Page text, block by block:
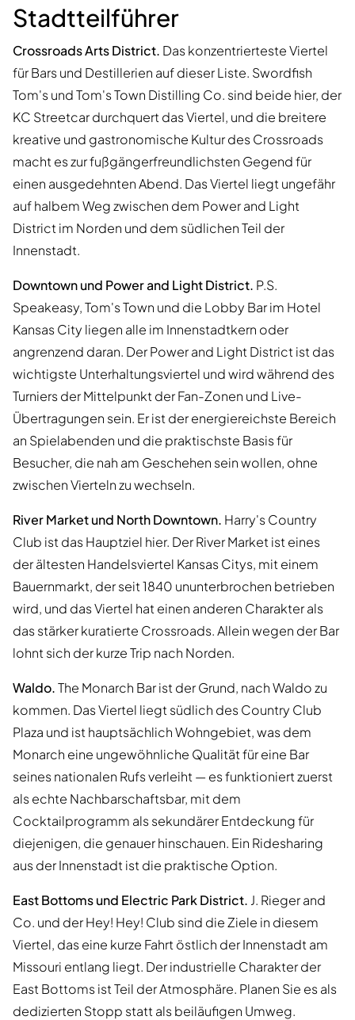
Stadtteilführer
Crossroads Arts District. Das konzentrierteste Viertel
für Bars und Destillerien auf dieser Liste. Swordfish
Tom's und Tom's Town Distilling Co. sind beide hier, der
KC Streetcar durchquert das Viertel, und die breitere
kreative und gastronomische Kultur des Crossroads
macht es zur fußgängerfreundlichsten Gegend für
einen ausgedehnten Abend. Das Viertel liegt ungefähr
auf halbem Weg zwischen dem Power and Light
District im Norden und dem südlichen Teil der
Innenstadt.
Downtown und Power and Light District. P.S.
Speakeasy, Tom's Town und die Lobby Bar im Hotel
Kansas City liegen alle im Innenstadtkern oder
angrenzend daran. Der Power and Light District ist das
wichtigste Unterhaltungsviertel und wird während des
Turniers der Mittelpunkt der Fan-Zonen und Live-
Übertragungen sein. Er ist der energiereichste Bereich
an Spielabenden und die praktischste Basis für
Besucher, die nah am Geschehen sein wollen, ohne
zwischen Vierteln zu wechseln.
River Market und North Downtown. Harry's Country
Club ist das Hauptziel hier. Der River Market ist eines
der ältesten Handelsviertel Kansas Citys, mit einem
Bauernmarkt, der seit 1840 ununterbrochen betrieben
wird, und das Viertel hat einen anderen Charakter als
das stärker kuratierte Crossroads. Allein wegen der Bar
lohnt sich der kurze Trip nach Norden.
Waldo.The Monarch Bar ist der Grund, nach Waldo zu
kommen. Das Viertel liegt südlich des Country Club
Plaza und ist hauptsächlich Wohngebiet, was dem
Monarch eine ungewöhnliche Qualität für eine Bar
seines nationalen Rufs verleiht — es funktioniert zuerst
als echte Nachbarschaftsbar, mit dem
Cocktailprogramm als sekundärer Entdeckung für
diejenigen, die genauer hinschauen. Ein Ridesharing
aus der Innenstadt ist die praktische Option.
East Bottoms und Electric Park District. J. Rieger and
Co. und der Hey! Hey! Club sind die Ziele in diesem
Viertel, das eine kurze Fahrt östlich der Innenstadt am
Missouri entlang liegt. Der industrielle Charakter der
East Bottoms ist Teil der Atmosphäre. Planen Sie es als
dedizierten Stopp statt als beiläufigen Umweg.